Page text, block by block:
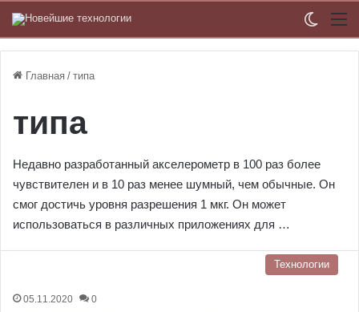
Главная / типа
типа
Недавно разработанный акселерометр в 100 раз более
чувствителен и в 10 раз менее шумный, чем обычные. Он
смог достичь уровня разрешения 1 мкг. Он может
использоваться в различных приложениях для …
Технологии
05.11.2020 0